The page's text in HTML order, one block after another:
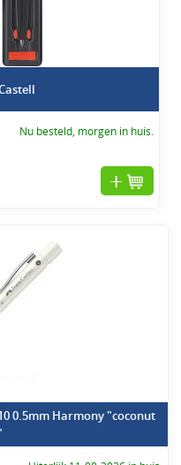
Nu besteld, morgen in huis.
0.5mm Harmony "coconut